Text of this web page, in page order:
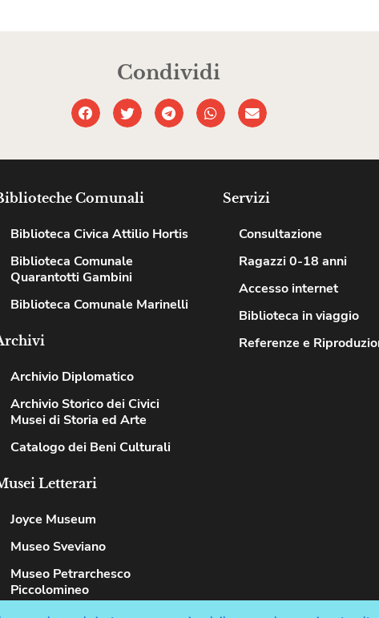
Condividi
Comunali
Biblioteca Civica Attilio Hortis
Biblioteca Comunale
Quarantotti Gambini
Biblioteca Comunale Marinelli
Archivio Diplomatico
Archivio Storico dei Civici
Musei di Storia ed Arte
Catalogo dei Beni Culturali
Letterari
Joyce Museum
Museo Sveviano
Museo Petrarchesco
Piccolomineo
Servizi
Consultazione
Ragazzi 0-18 anni
Accesso internet
Biblioteca in viaggio
Referenze e